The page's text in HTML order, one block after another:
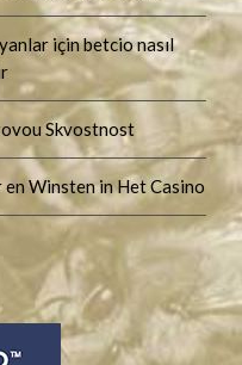
için betcio nasıl
Skvostnost
Winsten in Het Casino